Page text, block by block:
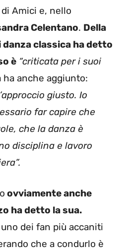
Amici e, nello
Celentano. Della
classica ha detto
è “criticata per i suoi
ha anche aggiunto:
giusto. Io
far capire che
che la danza è
disciplina e lavoro
ovviamente anche
ha detto la sua.
dei fan più accaniti
che a condurlo è